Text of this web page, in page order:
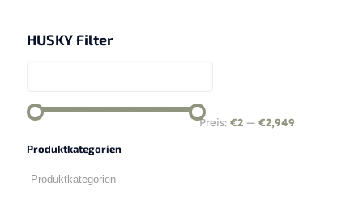
HUSKY Filter
Preis: €2 — €2,949
Produktkategorien